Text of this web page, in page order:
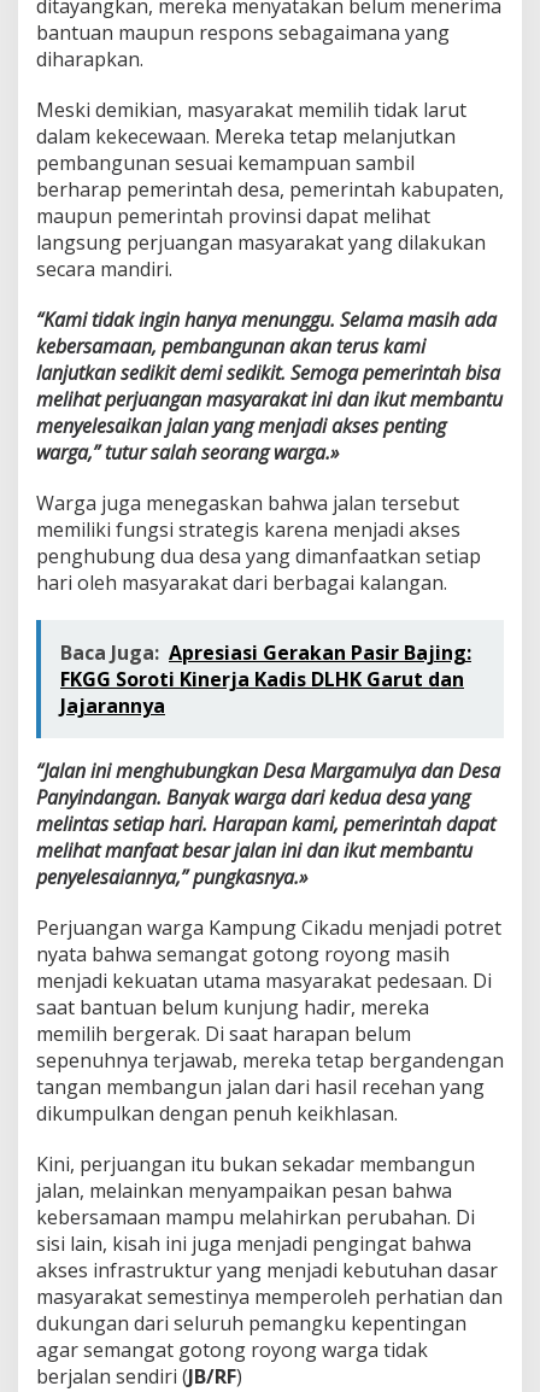
ditayangkan, mereka menyatakan belum menerima
bantuan maupun respons sebagaimana yang
diharapkan.
Meski demikian, masyarakat memilih tidak larut
dalam kekecewaan. Mereka tetap melanjutkan
pembangunan sesuai kemampuan sambil
berharap pemerintah desa, pemerintah kabupaten,
maupun pemerintah provinsi dapat melihat
langsung perjuangan masyarakat yang dilakukan
secara mandiri.
“Kami tidak ingin hanya menunggu. Selama masih ada
kebersamaan, pembangunan akan terus kami
lanjutkan sedikit demi sedikit. Semoga pemerintah bisa
melihat perjuangan masyarakat ini dan ikut membantu
menyelesaikan jalan yang menjadi akses penting
warga,” tutur salah seorang warga.»
Warga juga menegaskan bahwa jalan tersebut
memiliki fungsi strategis karena menjadi akses
penghubung dua desa yang dimanfaatkan setiap
hari oleh masyarakat dari berbagai kalangan.
Baca Juga: Apresiasi Gerakan Pasir Bajing:
FKGG Soroti Kinerja Kadis DLHK Garut dan
Jajarannya
“Jalan ini menghubungkan Desa Margamulya dan Desa
Panyindangan. Banyak warga dari kedua desa yang
melintas setiap hari. Harapan kami, pemerintah dapat
melihat manfaat besar jalan ini dan ikut membantu
penyelesaiannya,” pungkasnya.»
Perjuangan warga Kampung Cikadu menjadi potret
nyata bahwa semangat gotong royong masih
menjadi kekuatan utama masyarakat pedesaan. Di
saat bantuan belum kunjung hadir, mereka
memilih bergerak. Di saat harapan belum
sepenuhnya terjawab, mereka tetap bergandengan
tangan membangun jalan dari hasil recehan yang
dikumpulkan dengan penuh keikhlasan.
Kini, perjuangan itu bukan sekadar membangun
jalan, melainkan menyampaikan pesan bahwa
kebersamaan mampu melahirkan perubahan. Di
sisi lain, kisah ini juga menjadi pengingat bahwa
akses infrastruktur yang menjadi kebutuhan dasar
masyarakat semestinya memperoleh perhatian dan
dukungan dari seluruh pemangku kepentingan
agar semangat gotong royong warga tidak
berjalan sendiri (JB/RF)